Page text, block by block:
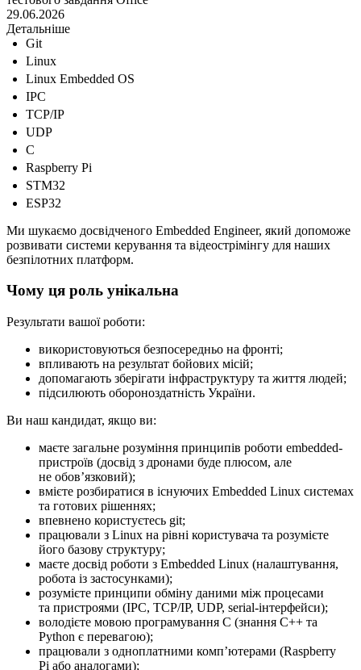
29.06.2026
Детальніше
Git
Linux
Linux Embedded OS
IPC
TCP/IP
UDP
C
Raspberry Pi
STM32
ESP32
Ми шукаємо досвідченого Embedded Engineer, який допоможе
розвивати системи керування та відеострімінгу для наших
безпілотних платформ.
Чому ця роль унікальна
Результати вашої роботи:
використовуються безпосередньо на фронті;
впливають на результат бойових місій;
допомагають зберігати інфраструктуру та життя людей;
підсилюють обороноздатність України.
Ви наш кандидат, якщо ви:
маєте загальне розуміння принципів роботи embedded-
пристроїв (досвід з дронами буде плюсом, але
не обовʼязковий);
вмієте розбиратися в існуючих Embedded Linux системах
та готових рішеннях;
впевнено користуєтесь git;
працювали з Linux на рівні користувача та розумієте
його базову структуру;
маєте досвід роботи з Embedded Linux (налаштування,
робота із застосунками);
розумієте принципи обміну даними між процесами
та пристроями (IPC, TCP/IP, UDP, serial-інтерфейси);
володієте мовою програмування C (знання C++ та
Python є перевагою);
працювали з одноплатними компʼютерами (Raspberry
Pi або аналогами);